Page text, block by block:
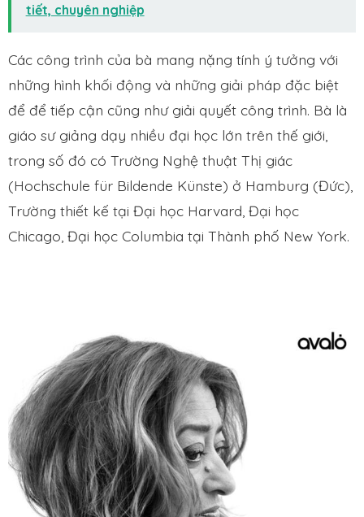
tiết, chuyên nghiệp
Các công trình của bà mang nặng tính ý tưởng với
những hình khối động và những giải pháp đặc biệt
để để tiếp cận cũng như giải quyết công trình. Bà là
giáo sư giảng dạy nhiều đại học lớn trên thế giới,
trong số đó có Trường Nghệ thuật Thị giác
(Hochschule für Bildende Künste) ở Hamburg (Đức),
Trường thiết kế tại Đại học Harvard, Đại học
Chicago, Đại học Columbia tại Thành phố New York.